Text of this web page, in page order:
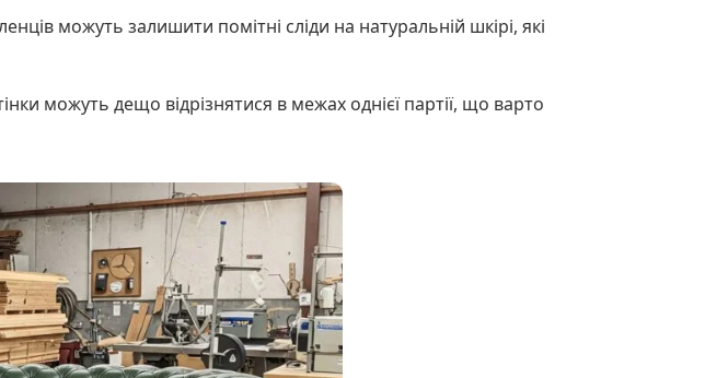
можуть залишити помітні сліди на натуральній шкірі, які
можуть дещо відрізнятися в межах однієї партії, що варто